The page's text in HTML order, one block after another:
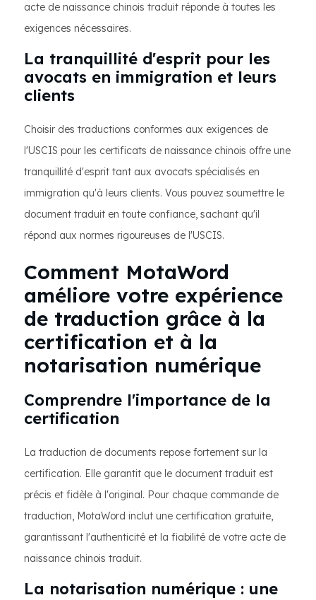
acte de naissance chinois traduit réponde à toutes les
exigences nécessaires.
La tranquillité d'esprit pour les
avocats en immigration et leurs
clients
Choisir des traductions conformes aux exigences de
l'USCIS pour les certificats de naissance chinois offre une
tranquillité d'esprit tant aux avocats spécialisés en
immigration qu'à leurs clients. Vous pouvez soumettre le
document traduit en toute confiance, sachant qu'il
répond aux normes rigoureuses de l'USCIS.
Comment MotaWord
améliore votre expérience
de traduction grâce à la
certification et à la
notarisation numérique
Comprendre l'importance de la
certification
La traduction de documents repose fortement sur la
certification. Elle garantit que le document traduit est
précis et fidèle à l'original. Pour chaque commande de
traduction, MotaWord inclut une certification gratuite,
garantissant l'authenticité et la fiabilité de votre acte de
naissance chinois traduit.
La notarisation numérique : une